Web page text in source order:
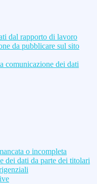
dal rapporto di lavoro
da pubblicare sul sito
comunicazione dei dati
o incompleta
dei dati da parte dei titolari